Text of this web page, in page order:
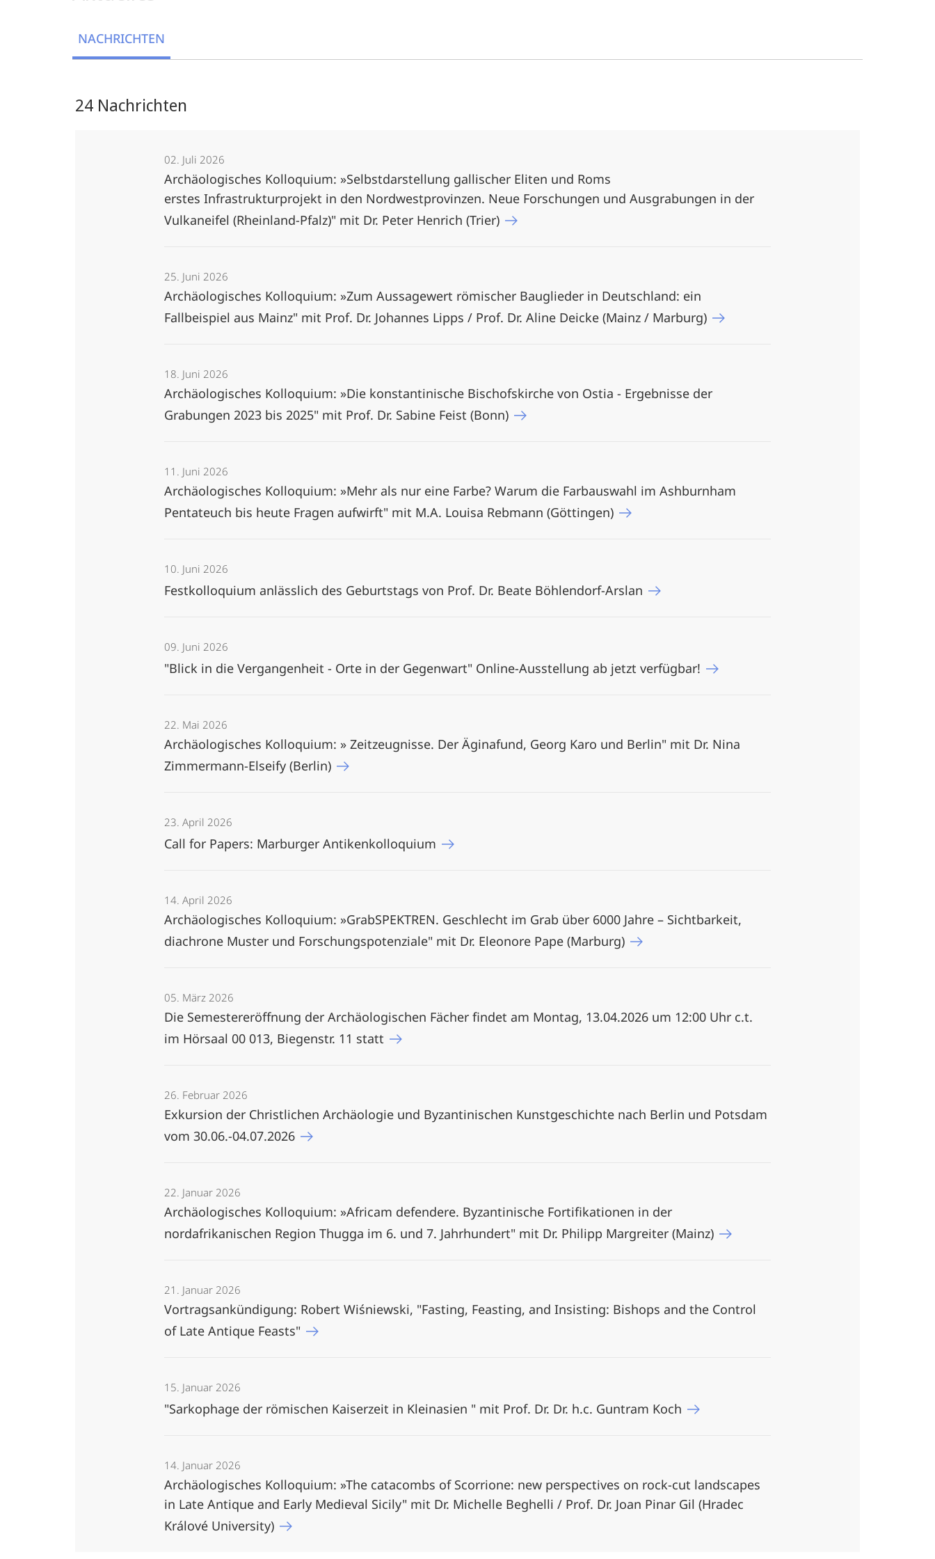
NACHRICHTEN
24 Nachrichten
02. Juli 2026
Archäologisches Kolloquium: »Selbstdarstellung gallischer Eliten und Roms
erstes Infrastrukturprojekt in den Nordwestprovinzen. Neue Forschungen und Ausgrabungen in der
Vulkaneifel (Rheinland-Pfalz)" mit Dr. Peter Henrich (Trier)
25. Juni 2026
Archäologisches Kolloquium: »Zum Aussagewert römischer Bauglieder in Deutschland: ein
Fallbeispiel aus Mainz" mit Prof. Dr. Johannes Lipps / Prof. Dr. Aline Deicke (Mainz / Marburg)
18. Juni 2026
Archäologisches Kolloquium: »Die konstantinische Bischofskirche von Ostia - Ergebnisse der
Grabungen 2023 bis 2025" mit Prof. Dr. Sabine Feist (Bonn)
11. Juni 2026
Archäologisches Kolloquium: »Mehr als nur eine Farbe? Warum die Farbauswahl im Ashburnham
Pentateuch bis heute Fragen aufwirft" mit M.A. Louisa Rebmann (Göttingen)
10. Juni 2026
Festkolloquium anlässlich des Geburtstags von Prof. Dr. Beate Böhlendorf-Arslan
09. Juni 2026
"Blick in die Vergangenheit - Orte in der Gegenwart" Online-Ausstellung ab jetzt verfügbar!
22. Mai 2026
Archäologisches Kolloquium: » Zeitzeugnisse. Der Äginafund, Georg Karo und Berlin" mit Dr. Nina
Zimmermann-Elseify (Berlin)
23. April 2026
Call for Papers: Marburger Antikenkolloquium
14. April 2026
Archäologisches Kolloquium: »GrabSPEKTREN. Geschlecht im Grab über 6000 Jahre – Sichtbarkeit,
diachrone Muster und Forschungspotenziale" mit Dr. Eleonore Pape (Marburg)
05. März 2026
Die Semestereröffnung der Archäologischen Fächer findet am Montag, 13.04.2026 um 12:00 Uhr c.t.
im Hörsaal 00 013, Biegenstr. 11 statt
26. Februar 2026
Exkursion der Christlichen Archäologie und Byzantinischen Kunstgeschichte nach Berlin und Potsdam
vom 30.06.-04.07.2026
22. Januar 2026
Archäologisches Kolloquium: »Africam defendere. Byzantinische Fortifikationen in der
nordafrikanischen Region Thugga im 6. und 7. Jahrhundert" mit Dr. Philipp Margreiter (Mainz)
21. Januar 2026
Vortragsankündigung: Robert Wiśniewski, "Fasting, Feasting, and Insisting: Bishops and the Control
of Late Antique Feasts"
15. Januar 2026
"Sarkophage der römischen Kaiserzeit in Kleinasien " mit Prof. Dr. Dr. h.c. Guntram Koch
14. Januar 2026
Archäologisches Kolloquium: »The catacombs of Scorrione: new perspectives on rock-cut landscapes
in Late Antique and Early Medieval Sicily" mit Dr. Michelle Beghelli / Prof. Dr. Joan Pinar Gil (Hradec
Králové University)